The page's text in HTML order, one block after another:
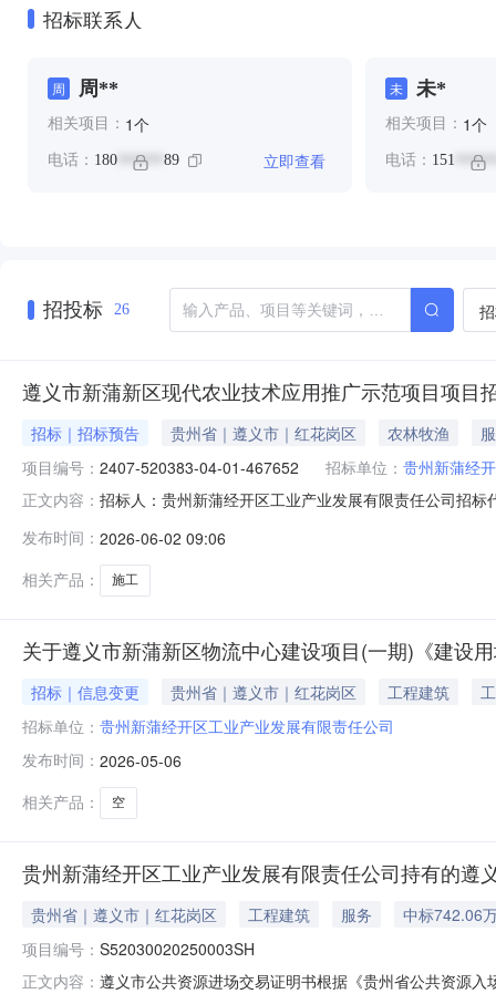
招标联系人
周 周**
相关项目： 1个
电话： 180 ****** 89 立即查看
未 未*
相关项目： 1个
电话： 151
招投标 26
遵义市新蒲新区现代农业技术应用推广示范项目项目
招标｜招标预告 贵州省｜遵义市｜红花岗区 农林牧渔
项目编号： 2407-520383-04-01-467652 招标单位： 贵州新蒲经
正文内容： 招标人：贵州新蒲经开区工业产业发展有限责任公司招
业发展有限责任公司统一社会信用代码
发布时间： 2026-06-02 09:06
相关产品：
施工
关于遵义市新蒲新区物流中心建设项目(一期)《建设
招标｜信息变更 贵州省｜遵义市｜红花岗区 工程建筑
招标单位： 贵州新蒲经开区工业产业发展有限责任公司
发布时间： 2026-05-06
相关产品：
空
贵州新蒲经开区工业产业发展有限责任公司持有的遵
贵州省｜遵义市｜红花岗区 工程建筑 服务
中标742.06
项目编号： S52030020250003SH
正文内容： 遵义市公共资源进场交易证明书根据《贵州省公共资源